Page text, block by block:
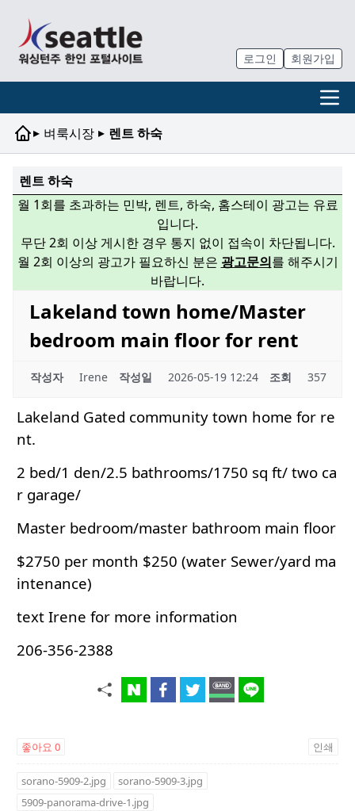
로그인 회원가입
▸ 벼룩시장 ▸ 렌트 하숙
렌트 하숙
월 1회를 초과하는 민박, 렌트, 하숙, 홈스테이 광고는 유료
입니다.
무단 2회 이상 게시한 경우 통지 없이 접속이 차단됩니다.
월 2회 이상의 광고가 필요하신 분은 광고문의를 해주시기
바랍니다.
Lakeland town home/Master
bedroom main floor for rent
작성자 Irene 작성일 2026-05-19 12:24 조회 357
Lakeland Gated community town home for re
nt.
2 bed/1 den/2.5 bathrooms/1750 sq ft/ two ca
r garage/
Master bedroom/master bathroom main floor
$2750 per month $250 (water Sewer/yard ma
intenance)
text Irene for more information
206-356-2388
좋아요 0 인쇄
sorano-5909-2.jpg
sorano-5909-3.jpg
5909-panorama-drive-1.jpg